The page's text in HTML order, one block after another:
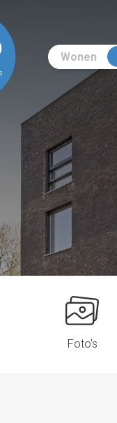
Wonen
Foto's